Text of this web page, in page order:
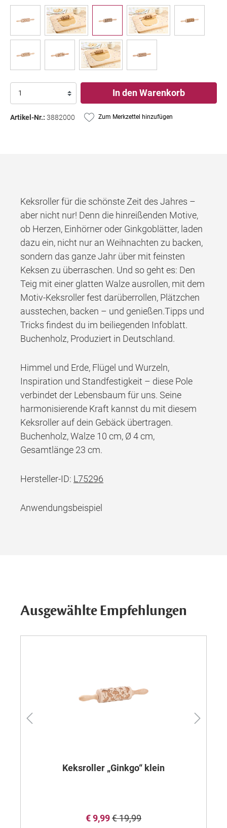
In den Warenkorb
Artikel-Nr.: 3882000 Zum Merkzettel hinzufügen
Keksroller für die schönste Zeit des Jahres –
aber nicht nur! Denn die hinreißenden Motive,
ob Herzen, Einhörner oder Ginkgoblätter, laden
dazu ein, nicht nur an Weihnachten zu backen,
sondern das ganze Jahr über mit feinsten
Keksen zu überraschen. Und so geht es: Den
Teig mit einer glatten Walze ausrollen, mit dem
Motiv-Keksroller fest darüberrollen, Plätzchen
ausstechen, backen – und genießen.Tipps und
Tricks findest du im beiliegenden Infoblatt.
Buchenholz, Produziert in Deutschland.
Himmel und Erde, Flügel und Wurzeln,
Inspiration und Standfestigkeit – diese Pole
verbindet der Lebensbaum für uns. Seine
harmonisierende Kraft kannst du mit diesem
Keksroller auf dein Gebäck übertragen.
Buchenholz, Walze 10 cm, Ø 4 cm,
Gesamtlänge 23 cm.
Hersteller-ID: L75296
Anwendungsbeispiel
Ausgewählte Empfehlungen
Keksroller „Ginkgo“ klein
€ 9,99€ 19,99